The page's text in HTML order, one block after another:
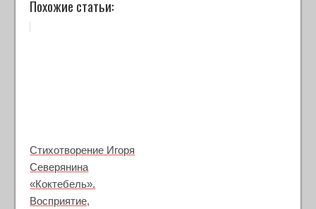
Похожие статьи:
Стихотворение Игоря
Северянина
«Коктебель».
Восприятие,